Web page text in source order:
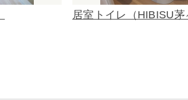
居室トイレ（HIBISU茅